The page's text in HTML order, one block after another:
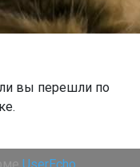
вы перешли по